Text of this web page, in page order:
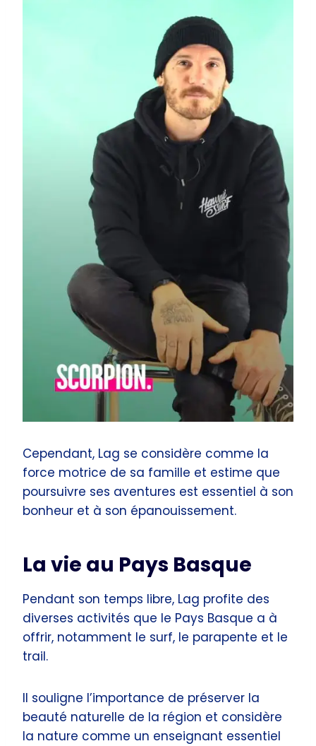
Cependant, Lag se considère comme la
force motrice de sa famille et estime que
poursuivre ses aventures est essentiel à son
bonheur et à son épanouissement.
La vie au Pays Basque
Pendant son temps libre, Lag profite des
diverses activités que le Pays Basque a à
offrir, notamment le surf, le parapente et le
trail.
Il souligne l’importance de préserver la
beauté naturelle de la région et considère
la nature comme un enseignant essentiel